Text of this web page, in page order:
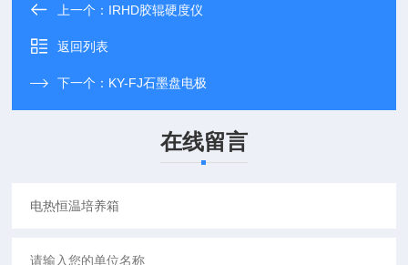
上一个： IRHD胶辊硬度仪
返回列表
下一个： KY-FJ石墨盘电极
在线留言